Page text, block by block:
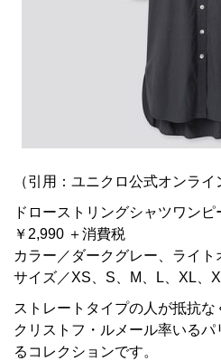
（引用：ユニクロ公式オンライ
ドローストリングシャツワンピ
￥2,990 ＋消費税
カラー／ダークグレー、ライト
サイズ／XS、S、M、L、XL、
ストレートタイプの人が抵抗な
クリストフ・ルメール率いる
るコレクションです。